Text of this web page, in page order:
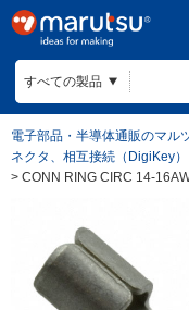
電子部品・半導体通販のマル
ネクタ、相互接続（DigiKey）
> CONN RING CIRC 14-